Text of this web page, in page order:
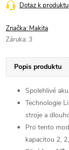
Dotaz k produktu
Značka: Makita
Záruka: 3
Popis produktu
Spolehlivé
Technologie
stroje a
Pro tento
kapacitou 2,